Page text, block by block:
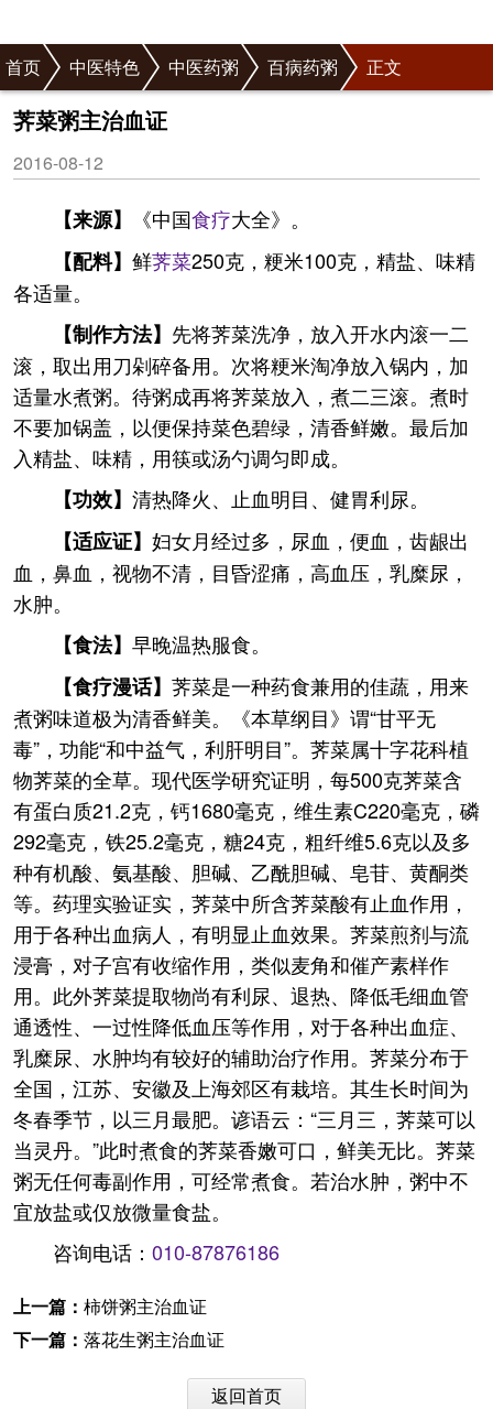
首页 中医特色 中医药粥 百病药粥 正文
荠菜粥主治血证
2016-08-12
【来源】 《中国食疗大全》。
【配料】 鲜荠菜250克，粳米100克，精盐、味精
各适量。
【制作方法】 先将荠菜洗净，放入开水内滚一二
滚，取出用刀剁碎备用。次将粳米淘净放入锅内，加
适量水煮粥。待粥成再将荠菜放入，煮二三滚。煮时
不要加锅盖，以便保持菜色碧绿，清香鲜嫩。最后加
入精盐、味精，用筷或汤勺调匀即成。
【功效】 清热降火、止血明目、健胃利尿。
【适应证】 妇女月经过多，尿血，便血，齿龈出
血，鼻血，视物不清，目昏涩痛，高血压，乳糜尿，
水肿。
【食法】 早晚温热服食。
【食疗漫话】 荠菜是一种药食兼用的佳蔬，用来
煮粥味道极为清香鲜美。《本草纲目》谓“甘平无
毒”，功能“和中益气，利肝明目”。荠菜属十字花科植
物荠菜的全草。现代医学研究证明，每500克荠菜含
有蛋白质21.2克，钙1680毫克，维生素C220毫克，磷
292毫克，铁25.2毫克，糖24克，粗纤维5.6克以及多
种有机酸、氨基酸、胆碱、乙酰胆碱、皂苷、黄酮类
等。药理实验证实，荠菜中所含荠菜酸有止血作用，
用于各种出血病人，有明显止血效果。荠菜煎剂与流
浸膏，对子宫有收缩作用，类似麦角和催产素样作
用。此外荠菜提取物尚有利尿、退热、降低毛细血管
通透性、一过性降低血压等作用，对于各种出血症、
乳糜尿、水肿均有较好的辅助治疗作用。荠菜分布于
全国，江苏、安徽及上海郊区有栽培。其生长时间为
冬春季节，以三月最肥。谚语云：“三月三，荠菜可以
当灵丹。”此时煮食的荠菜香嫩可口，鲜美无比。荠菜
粥无任何毒副作用，可经常煮食。若治水肿，粥中不
宜放盐或仅放微量食盐。
咨询电话： 010-87876186
上一篇： 柿饼粥主治血证
下一篇： 落花生粥主治血证
返回首页